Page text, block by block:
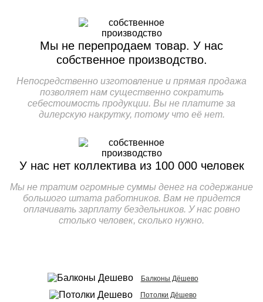
Мы не перепродаем товар. У нас
собственное производство.
Непосредственно изготовление и прямая продажа
позволяет нам существенно сократить
себестоимость продукции. Вы не платите за
дилерскую накрутку, потому что её нет.
У нас нет коллектива из 100 000человек
Мы не тратим огромные суммы денег на содержание
большого штата работников. Вам не придется
оплачивать зарплату бездельников. У нас ровно
столько человек, сколько нужно.
Балконы Дёшево
Потолки Дёшево